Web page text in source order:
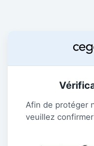
Afin de protéger
veuillez